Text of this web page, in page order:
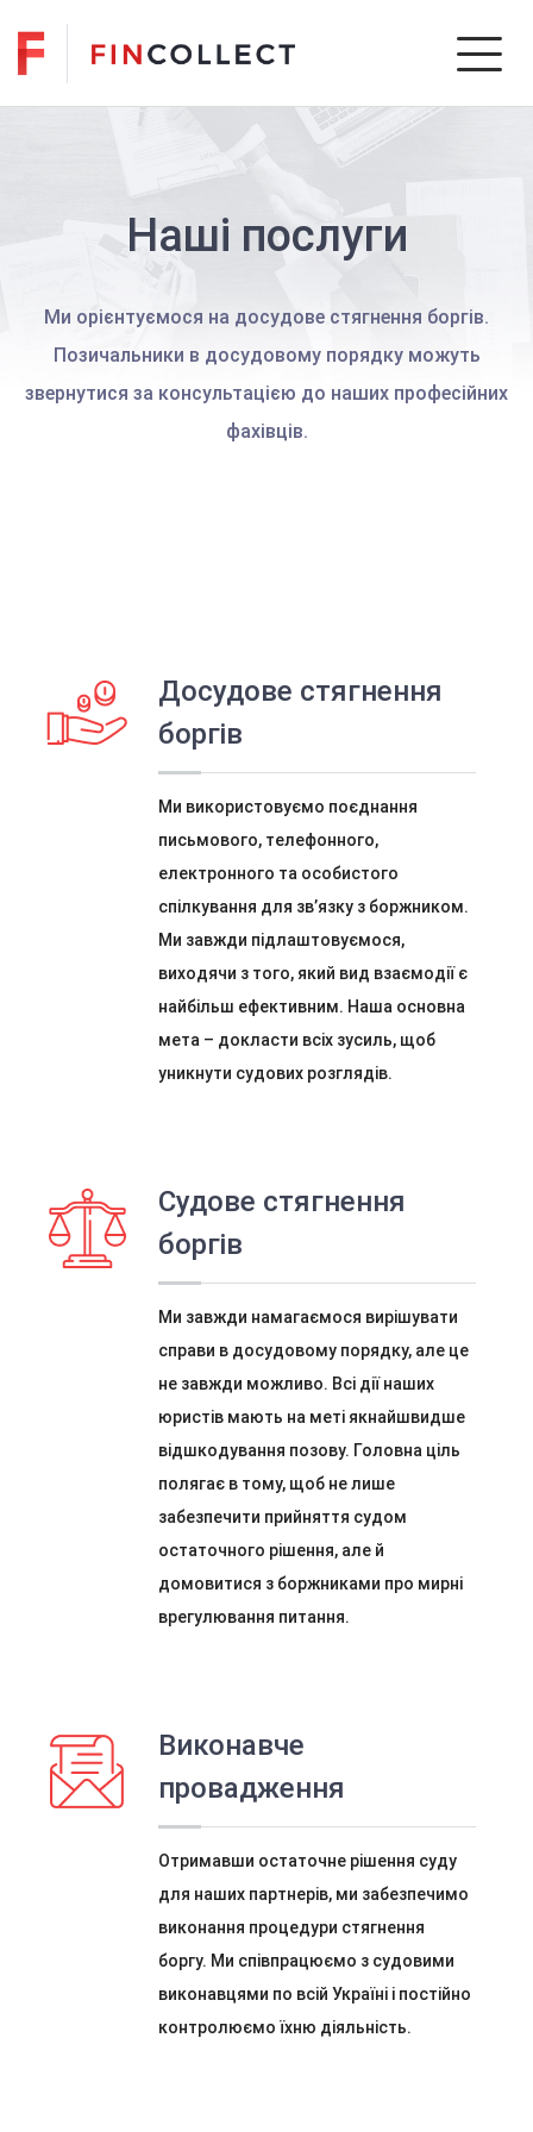
content
Fincollect
Fincollect
Наші послуги
Ми орієнтуємося на досудове стягнення боргів.
Позичальники в досудовому порядку можуть
звернутися за консультацією до наших професійних
фахівців.
Досудове стягнення
боргів
Ми використовуємо поєднання
письмового, телефонного,
електронного та особистого
спілкування для зв’язку з боржником.
Ми завжди підлаштовуємося,
виходячи з того, який вид взаємодії є
найбільш ефективним. Наша основна
мета – докласти всіх зусиль, щоб
уникнути судових розглядів.
Судове стягнення
боргів
Ми завжди намагаємося вирішувати
справи в досудовому порядку, але це
не завжди можливо. Всі дії наших
юристів мають на меті якнайшвидше
відшкодування позову. Головна ціль
полягає в тому, щоб не лише
забезпечити прийняття судом
остаточного рішення, але й
домовитися з боржниками про мирні
врегулювання питання.
Виконавче
провадження
Отримавши остаточне рішення суду
для наших партнерів, ми забезпечимо
виконання процедури стягнення
боргу. Ми співпрацюємо з судовими
виконавцями по всій Україні і постійно
контролюємо їхню діяльність.